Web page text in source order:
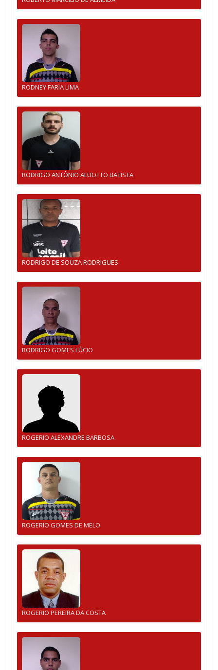
RODNEY FARIA LIMA
RODRIGO ANTÔNIO ALUOTTO BATISTA
RODRIGO DE SOUZA RODRIGUES
RODRIGO GOMES LÚCIO
ROGERIO ALEXANDRE BARBOSA
ROGERIO GOMES DE MELO
ROGERIO PEREIRA DA COSTA